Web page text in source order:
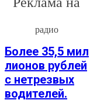
радио
Более 35,5 мил
лионов рублей
с нетрезвых
водителей.